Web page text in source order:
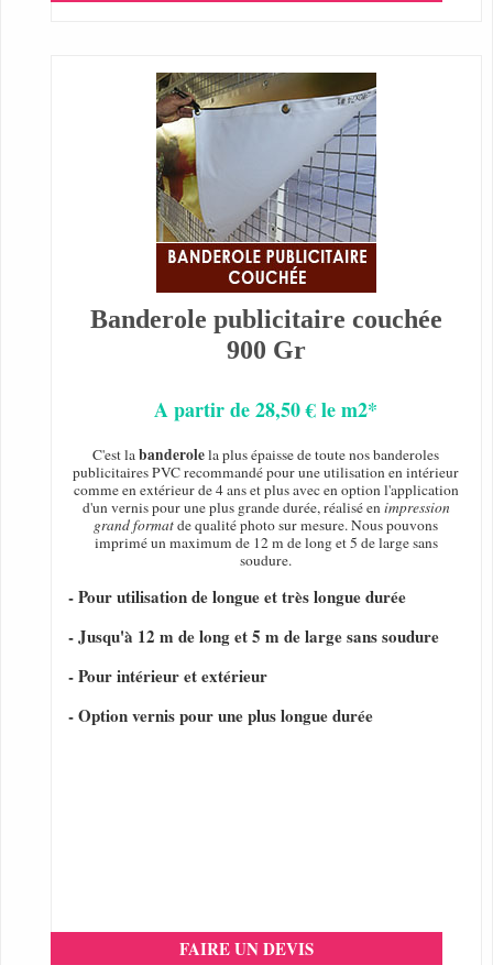
Banderole publicitaire couchée
900 Gr
A partir de 28,50 € le m2*
C'est labanderolela plus épaisse de toute nos banderoles
publicitaires PVC recommandé pour une utilisation en intérieur
comme en extérieur de 4 ans et plus avec en option l'application
d'un vernis pour une plus grande durée, réalisé enimpression
grand formatde qualité photo sur mesure. Nous pouvons
imprimé un maximum de 12 m de long et 5 de large sans
soudure.
- Pour utilisation de longue et très longue durée
- Jusqu'à 12 m de long et 5 m de large sans soudure
- Pour intérieur et extérieur
- Option vernis pour une plus longue durée
FAIRE UN DEVIS